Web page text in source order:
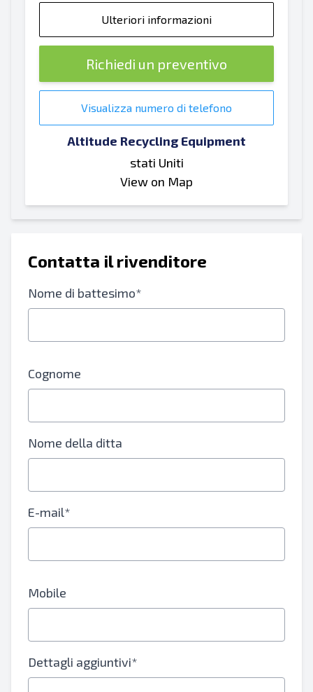
Ulteriori informazioni
Richiedi un preventivo
Visualizza numero di telefono
Altitude Recycling Equipment
stati Uniti
View on Map
Contatta il rivenditore
Nome di battesimo*
Cognome
Nome della ditta
E-mail*
Mobile
Dettagli aggiuntivi*